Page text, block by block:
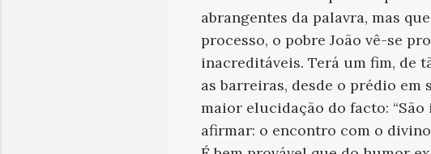
abrangentes da palavra, mas
processo, o pobre João vê-se
inacreditáveis. Terá um fim, de
as barreiras, desde o prédio
maior elucidação do facto:
afirmar: o encontro com o